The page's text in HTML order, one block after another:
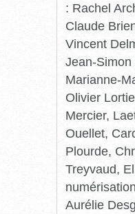
: Rachel
Claude
Vincent
Jean-
Marianne-
Olivier
Mercier,
Ouellet,
Plourde,
Treyvaud,
Aurélie